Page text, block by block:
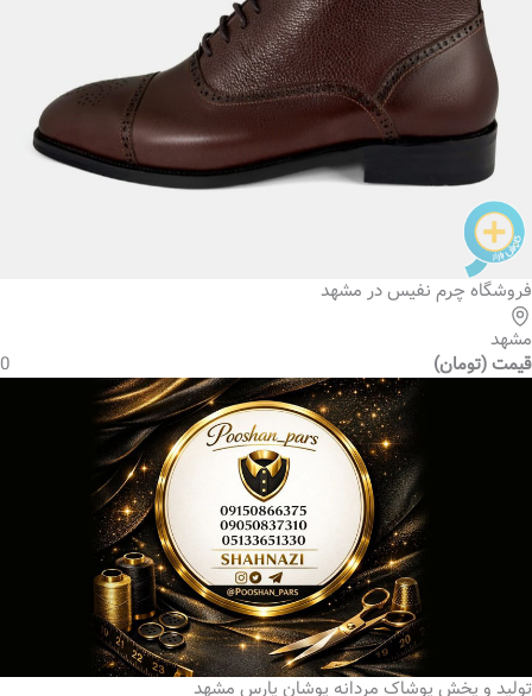
فروشگاه چرم نفیس در مشهد
مشهد
قیمت (تومان)
0
تولید و پخش پوشاک مردانه پوشان پارس مشهد